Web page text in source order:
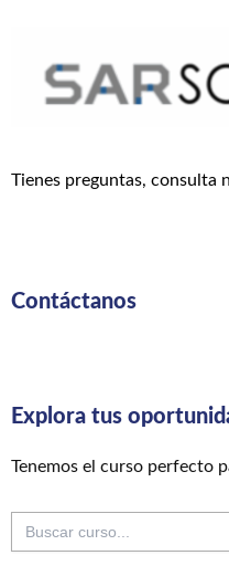
Tienes preguntas, consulta
Contáctanos
Explora tus
Tenemos el curso perfecto
Buscar: